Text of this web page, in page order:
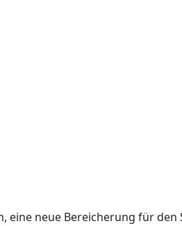
eine neue Bereicherung für den